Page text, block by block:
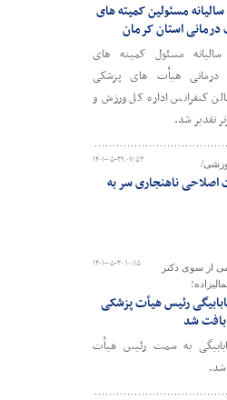
مسئولین کمیته های
استان کرمان
مسئول کمیته های
درمانی هیأت های پزشکی
در محل سالن کنفرانس اداره کل ورزش و
تقدیر شد.
۱۴۰۱-۰۵-۲۹ ۰۷:۵۳
اصلاحی ناهنجاری سر به
۱۴۰۱-۰۵-۲۰ ۱۰:۱۵
از سوی دکتر
رئیس هیأت پزشکی
شد
به سمت رئیس هیأت